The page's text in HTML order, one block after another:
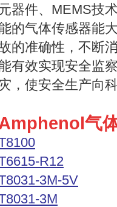
器件、MEMS技
的气体传感器能
的准确性，不断
有效实现安全监
灾，使安全生产向
气
R12
3M-5V
3M